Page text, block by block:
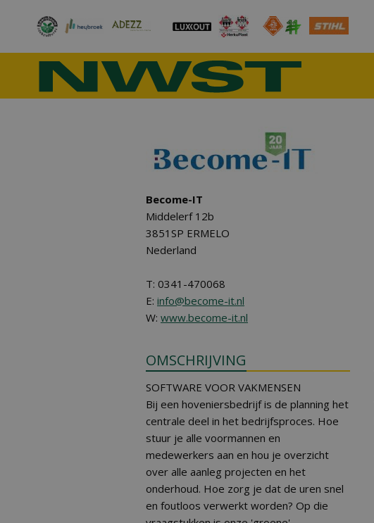
Become-IT
Middelerf 12b
3851SP ERMELO
Nederland
T: 0341-470068
E: info@become-it.nl
W: www.become-it.nl
OMSCHRIJVING
SOFTWARE VOOR VAKMENSEN
Bij een hoveniersbedrijf is de planning het
centrale deel in het bedrijfsproces. Hoe
stuur je alle voormannen en
medewerkers aan en hou je overzicht
over alle aanleg projecten en het
onderhoud. Hoe zorg je dat de uren snel
en foutloos verwerkt worden? Op die